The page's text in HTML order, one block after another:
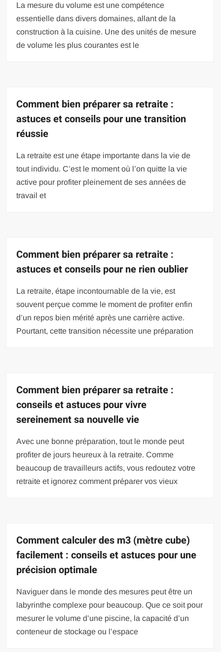
La mesure du volume est une compétence
essentielle dans divers domaines, allant de la
construction à la cuisine. Une des unités de mesure
de volume les plus courantes est le
Comment bien préparer sa retraite :
astuces et conseils pour une transition
réussie
La retraite est une étape importante dans la vie de
tout individu. C’est le moment où l’on quitte la vie
active pour profiter pleinement de ses années de
travail et
Comment bien préparer sa retraite :
astuces et conseils pour ne rien oublier
La retraite, étape incontournable de la vie, est
souvent perçue comme le moment de profiter enfin
d’un repos bien mérité après une carrière active.
Pourtant, cette transition nécessite une préparation
Comment bien préparer sa retraite :
conseils et astuces pour vivre
sereinement sa nouvelle vie
Avec une bonne préparation, tout le monde peut
profiter de jours heureux à la retraite. Comme
beaucoup de travailleurs actifs, vous redoutez votre
retraite et ignorez comment préparer vos vieux
Comment calculer des m3 (mètre cube)
facilement : conseils et astuces pour une
précision optimale
Naviguer dans le monde des mesures peut être un
labyrinthe complexe pour beaucoup. Que ce soit pour
mesurer le volume d’une piscine, la capacité d’un
conteneur de stockage ou l’espace